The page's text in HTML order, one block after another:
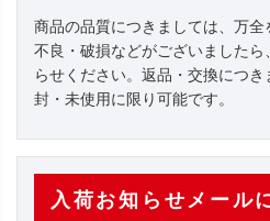
商品の品質につきましては、万
不良・破損などがございました
らせください。返品・交換につ
封・未使用に限り可能です。
入荷お知らせメール